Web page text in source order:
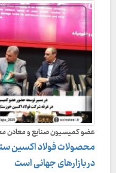
عضو کمیسیون صنایع و معادن مجلس
محصولات فولاد اکسین
در بازارهای جهانی است